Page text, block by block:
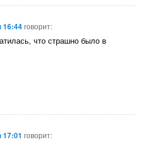
16:44говорит:
что страшно было в
17:01 говорит: